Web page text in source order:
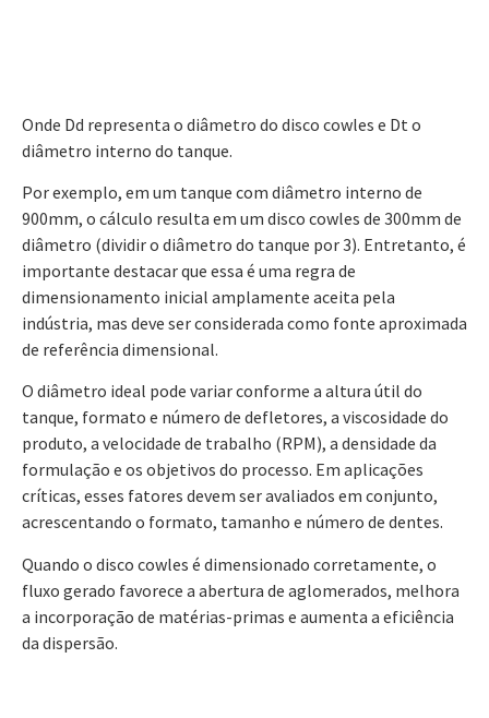
Onde Dd representa o diâmetro do disco cowles e Dt o
diâmetro interno do tanque.
Por exemplo, em um tanque com diâmetro interno de
900mm, o cálculo resulta em um disco cowles de 300mm de
diâmetro (dividir o diâmetro do tanque por 3). Entretanto, é
importante destacar que essa é uma regra de
dimensionamento inicial amplamente aceita pela
indústria, mas deve ser considerada como fonte aproximada
de referência dimensional.
O diâmetro ideal pode variar conforme a altura útil do
tanque, formato e número de defletores, a viscosidade do
produto, a velocidade de trabalho (RPM), a densidade da
formulação e os objetivos do processo. Em aplicações
críticas, esses fatores devem ser avaliados em conjunto,
acrescentando o formato, tamanho e número de dentes.
Quando o disco cowles é dimensionado corretamente, o
fluxo gerado favorece a abertura de aglomerados, melhora
a incorporação de matérias-primas e aumenta a eficiência
da dispersão.